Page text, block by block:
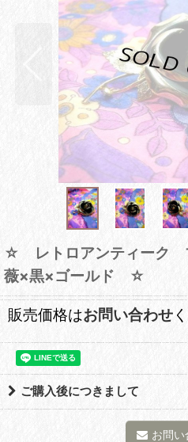
☆ レトロアンティーク
薇×黒×ゴールド ☆
販売価格はお問い合わせ
ご購入後につきまして
お問い